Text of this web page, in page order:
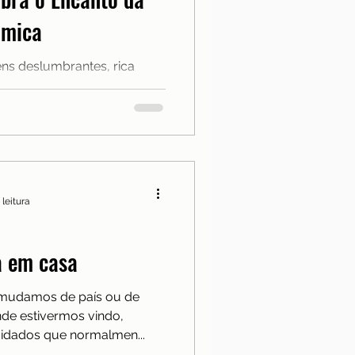
Notícias
deslumbrantes, rica
tem se tornado
de todo o mundo.
ferramenta
casa
de país ou de
estivermos vindo,
que normalmen...
leitura